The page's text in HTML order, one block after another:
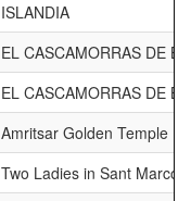
ISLANDIA
EL CASCAMORRAS DE
EL CASCAMORRAS DE
Amritsar Golden Temple
Two Ladies in Sant Marco